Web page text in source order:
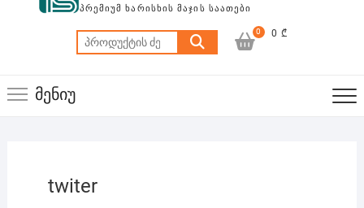
ᲞᲠᲔᲛᲘᲣᲛ ᲮᲐᲠᲘᲡᲮᲘᲡ ᲛᲐᲯᲘᲡ ᲡᲐᲐᲗᲔᲑᲘ
ძებნა:
0 0 ₾
მენიუ
twiter